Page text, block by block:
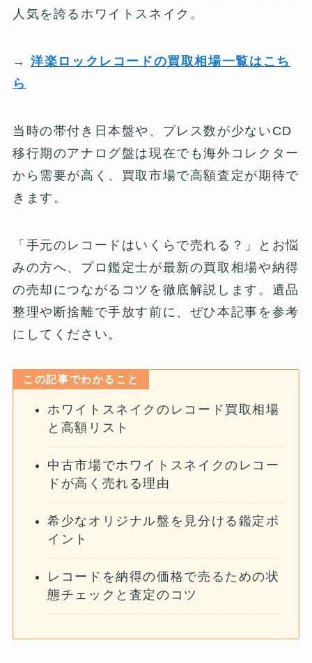
人気を誇るホワイトスネイク。
→洋楽ロックレコードの買取相場一覧はこち
ら
当時の帯付き日本盤や、プレス数が少ないCD
移行期のアナログ盤は現在でも海外コレクター
から需要が高く、買取市場で高額査定が期待で
きます。
「手元のレコードはいくらで売れる？」とお悩
みの方へ、プロ鑑定士が最新の買取相場や納得
の売却につながるコツを徹底解説します。遺品
整理や断捨離で手放す前に、ぜひ本記事を参考
にしてください。
この記事でわかること
ホワイトスネイクのレコード買取相場
と高額リスト
中古市場でホワイトスネイクのレコー
ドが高く売れる理由
希少なオリジナル盤を見分ける鑑定ポ
イント
レコードを納得の価格で売るための状
態チェックと査定のコツ